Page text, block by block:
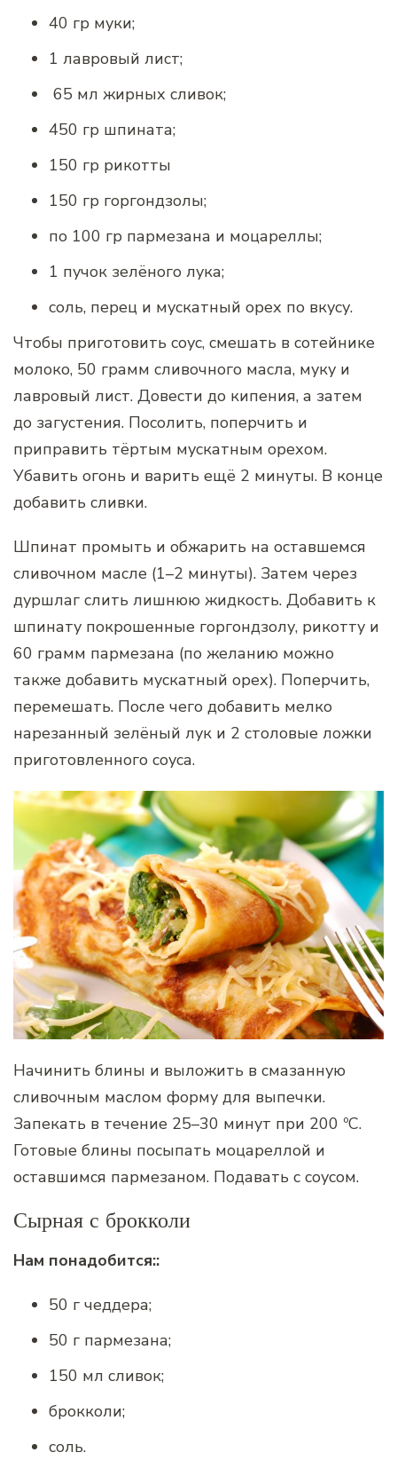
40 гр муки;
1 лавровый лист;
65 мл жирных сливок;
450 гр шпината;
150 гр рикотты
150 гр горгондзолы;
по 100 гр пармезана и моцареллы;
1 пучок зелёного лука;
соль, перец и мускатный орех по вкусу.
Чтобы приготовить соус, смешать в сотейнике
молоко, 50 грамм сливочного масла, муку и
лавровый лист. Довести до кипения, а затем
до загустения. Посолить, поперчить и
приправить тёртым мускатным орехом.
Убавить огонь и варить ещё 2 минуты. В конце
добавить сливки.
Шпинат промыть и обжарить на оставшемся
сливочном масле (1–2 минуты). Затем через
дуршлаг слить лишнюю жидкость. Добавить к
шпинату покрошенные горгондзолу, рикотту и
60 грамм пармезана (по желанию можно
также добавить мускатный орех). Поперчить,
перемешать. После чего добавить мелко
нарезанный зелёный лук и 2 столовые ложки
приготовленного соуса.
Начинить блины и выложить в смазанную
сливочным маслом форму для выпечки.
Запекать в течение 25–30 минут при 200 ºС.
Готовые блины посыпать моцареллой и
оставшимся пармезаном. Подавать с соусом.
Сырная с брокколи
Нам понадобится::
50 г чеддера;
50 г пармезана;
150 мл сливок;
брокколи;
соль.